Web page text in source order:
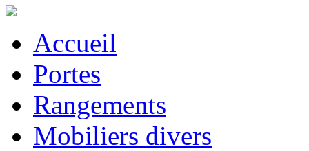
Accueil
Portes
Rangements
Mobiliers divers